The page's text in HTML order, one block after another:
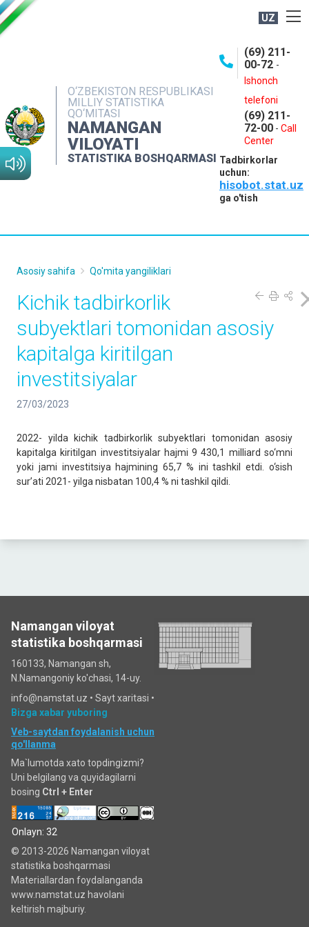
UZ
O‘ZBEKISTON RESPUBLIKASI
MILLIY STATISTIKA
QO‘MITASI
NAMANGAN
VILOYATI
STATISTIKA BOSHQARMASI
(69) 211-
00-72 -
Ishonch
telefoni
(69) 211-
72-00 - Call
Center
Tadbirkorlar
uchun:
hisobot.stat.uz
ga o'tish
NASHRLAR
INTERAKTIV XIZMATLAR
MATBUOT XIZMATI
MUROJAATLAR
Asosiy sahifa Qo'mita yangiliklari
Kichik tadbirkorlik
subyektlari tomonidan asosiy
kapitalga kiritilgan
investitsiyalar
27/03/2023
2022- yilda kichik tadbirkorlik subyektlari tomonidan asosiy
kapitalga kiritilgan investitsiyalar hajmi 9 430,1 milliard so‘mni
yoki jami investitsiya hajmining 65,7 % ini tashkil etdi. o‘sish
sur’ati 2021- yilga nisbatan 100,4 % ni tashkil qildi.
Namangan viloyat
statistika boshqarmasi
160133, Namangan sh,
N.Namangoniy ko'chasi, 14-uy.
info@namstat.uz • Sayt xaritasi •
Bizga xabar yuboring
Veb-saytdan foydalanish uchun
qo'llanma
Ma`lumotda xato topdingizmi?
Uni belgilang va quyidagilarni
bosing Ctrl + Enter
Onlayn: 32
© 2013-2026 Namangan viloyat
statistika boshqarmasi
Materiallardan foydalanganda
www.namstat.uz havolani
keltirish majburiy.